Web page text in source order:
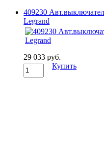
409230
Legrand
29 033 руб.
Купить